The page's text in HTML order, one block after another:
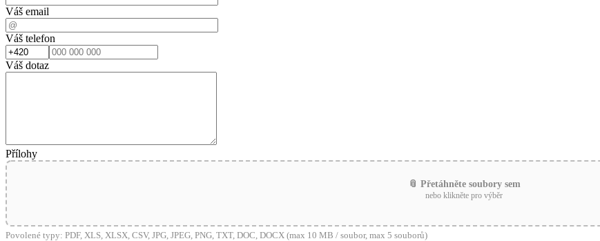
Váš email
Váš telefon
Váš dotaz
Přílohy
📎 Přetáhněte soubory sem
nebo klikněte pro výběr
Povolené typy: PDF, XLS, XLSX, CSV, JPG, JPEG, PNG, TXT, DOC, DOCX (max 10 MB / soubor, max 5 souborů)